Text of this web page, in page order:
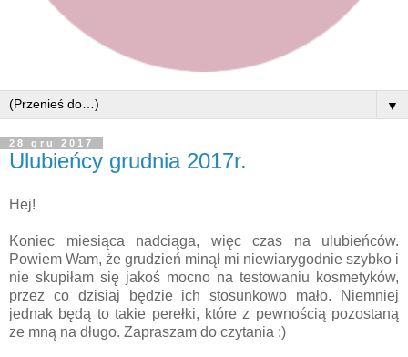
▼
28 gru 2017
Ulubieńcy grudnia 2017r.
Hej!
Koniec miesiąca nadciąga, więc czas na ulubieńców.
Powiem Wam, że grudzień minął mi niewiarygodnie szybko i
nie skupiłam się jakoś mocno na testowaniu kosmetyków,
przez co dzisiaj będzie ich stosunkowo mało. Niemniej
jednak będą to takie perełki, które z pewnością pozostaną
ze mną na długo. Zapraszam do czytania :)